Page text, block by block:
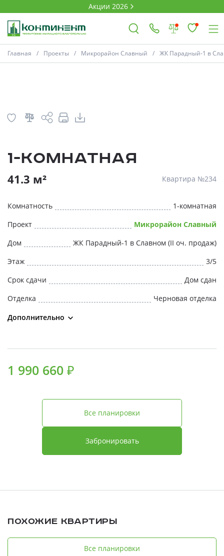
Акции 2026
Акции
Новости
Выбор недвижимости
Офис продаж
Работа
Главная Проекты Микрорайон Славный ЖК Парадный-1 в
1-комнатная
41.3 м² Квартира №234
Комнатность
1-комнатная
Проект
Микрорайон Славный
Дом
ЖК Парадный-1 в Славном (II оч. продаж)
Этаж
3/5
Срок сдачи
Дом сдан
Отделка
Черновая отделка
Дополнительно
1 990 660 ₽
Забронировать
Все планировки
План Комнатность
* Скидки предоставляются в
Похожие квартиры
Все планировки